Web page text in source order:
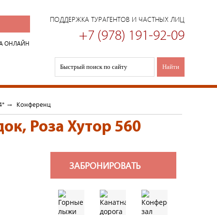
ОНЛАЙН
ПОДДЕРЖКА ТУРАГЕНТОВ И ЧАСТНЫХ ЛИЦ
+7 (978) 191-92-09
→ Конференц
Роза Хутор 560
ЗАБРОНИРОВАТЬ